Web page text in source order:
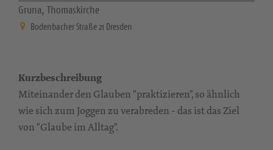
Gruna, Thomaskirche
Bodenbacher Straße 21 Dresden
Kurzbeschreibung
Miteinander den Glauben "praktizieren", so ähnlich
wie sich zum Joggen zu verabreden - das ist das Ziel
von "Glaube im Alltag".